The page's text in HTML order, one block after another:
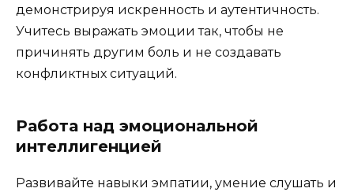
демонстрируя искренность и аутентичность.
Учитесь выражать эмоции так, чтобы не
причинять другим боль и не создавать
конфликтных ситуаций.
Работа над эмоциональной
интеллигенцией
Развивайте навыки эмпатии, умение слушать и